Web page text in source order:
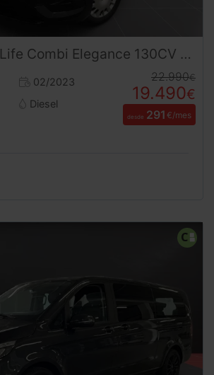
Life Combi Elegance 130CV Automática (2023) – 5 Plazas Doble Puerta Lateral
02/2023
Diesel
22.990€
19.490€
desde 291 €/mes